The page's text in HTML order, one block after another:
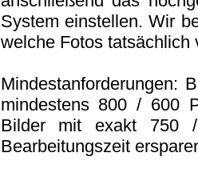
System einstellen. Wir
welche Fotos tatsächlich
Mindestanforderungen:
mindestens 800 / 600
Bilder mit exakt 750
Bearbeitungszeit